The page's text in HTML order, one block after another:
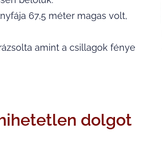
67,5 méter magas volt,
amint a csillagok fénye
dolgot